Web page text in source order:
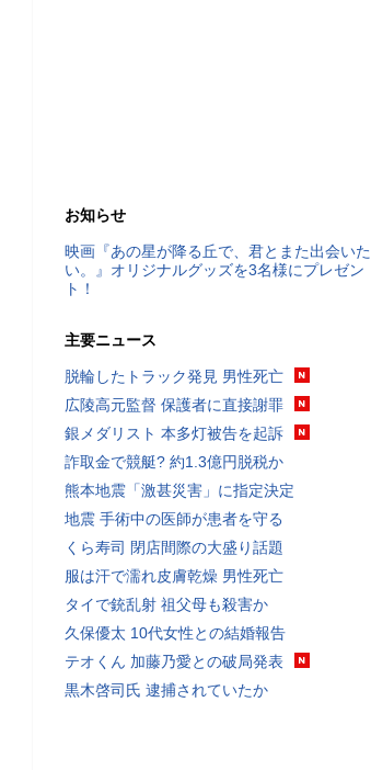
お知らせ
映画『あの星が降る丘で、君とまた出会いた
い。』オリジナルグッズを3名様にプレゼン
ト！
主要ニュース
脱輪したトラック発見 男性死亡
広陵高元監督 保護者に直接謝罪
銀メダリスト 本多灯被告を起訴
詐取金で競艇? 約1.3億円脱税か
熊本地震「激甚災害」に指定決定
地震 手術中の医師が患者を守る
くら寿司 閉店間際の大盛り話題
服は汗で濡れ皮膚乾燥 男性死亡
タイで銃乱射 祖父母も殺害か
久保優太 10代女性との結婚報告
テオくん 加藤乃愛との破局発表
黒木啓司氏 逮捕されていたか